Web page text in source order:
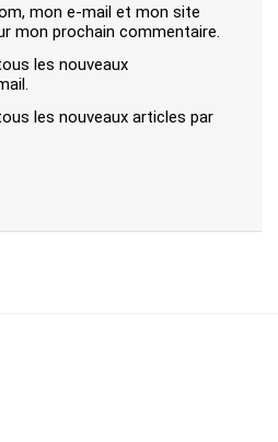
mon e-mail et mon site
mon prochain commentaire.
les nouveaux
les nouveaux articles par